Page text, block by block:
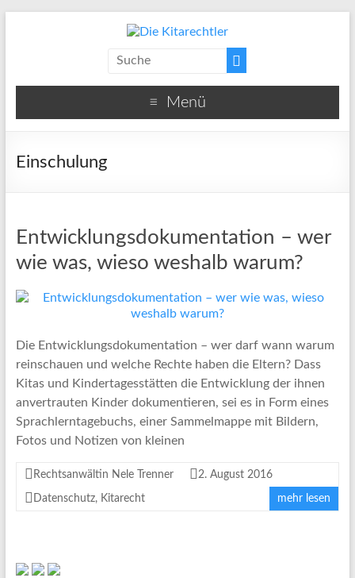
Menü
Einschulung
Entwicklungsdokumentation – wer
wie was, wieso weshalb warum?
Die Entwicklungsdokumentation – wer darf wann warum
reinschauen und welche Rechte haben die Eltern? Dass
Kitas und Kindertagesstätten die Entwicklung der ihnen
anvertrauten Kinder dokumentieren, sei es in Form eines
Sprachlerntagebuchs, einer Sammelmappe mit Bildern,
Fotos und Notizen von kleinen
Rechtsanwältin Nele Trenner 2. August 2016
Datenschutz, Kitarecht mehr lesen